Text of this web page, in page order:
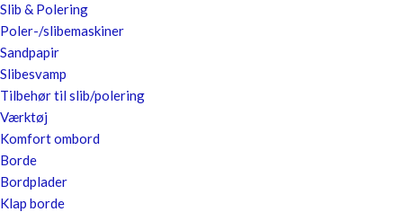
Slib & Polering
Poler-/slibemaskiner
Sandpapir
Slibesvamp
Tilbehør til slib/polering
Værktøj
Komfort ombord
Borde
Bordplader
Klap borde